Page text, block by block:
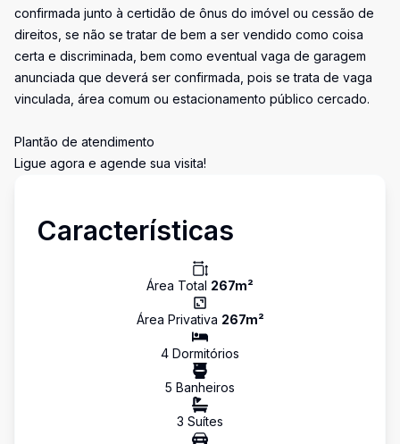
confirmada junto à certidão de ônus do imóvel ou cessão de
direitos, se não se tratar de bem a ser vendido como coisa
certa e discriminada, bem como eventual vaga de garagem
anunciada que deverá ser confirmada, pois se trata de vaga
vinculada, área comum ou estacionamento público cercado.
Plantão de atendimento
Ligue agora e agende sua visita!
Características
Área Total 267m²
Área Privativa 267m²
4 Dormitórios
5 Banheiros
3 Suítes